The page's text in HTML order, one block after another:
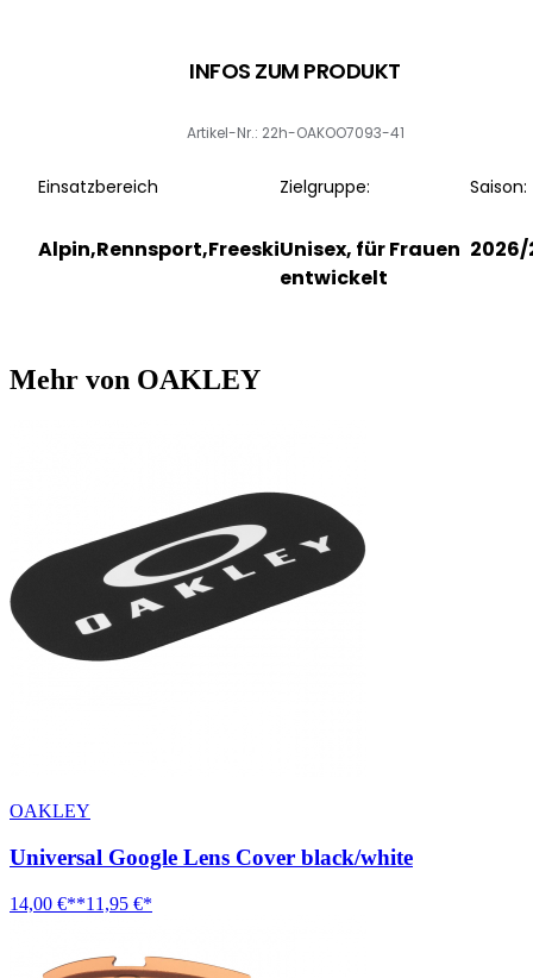
INFOS ZUM PRODUKT
Artikel-Nr.: 22h-OAKOO7093-41
Einsatzbereich
Alpin,Rennsport,Freeski
Zielgruppe:
Unisex, für Frauen
entwickelt
Saison:
2026/
Mehr von OAKLEY
OAKLEY
Universal Google Lens Cover black/white
14,00 €**11,95 €*